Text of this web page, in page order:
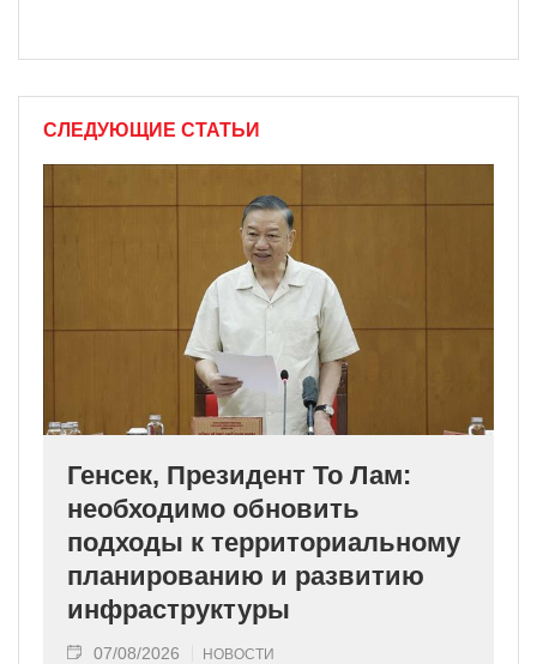
СЛЕДУЮЩИЕ СТАТЬИ
Генсек, Президент То Лам:
необходимо обновить
подходы к территориальному
планированию и развитию
инфраструктуры
07/08/2026 НОВОСТИ